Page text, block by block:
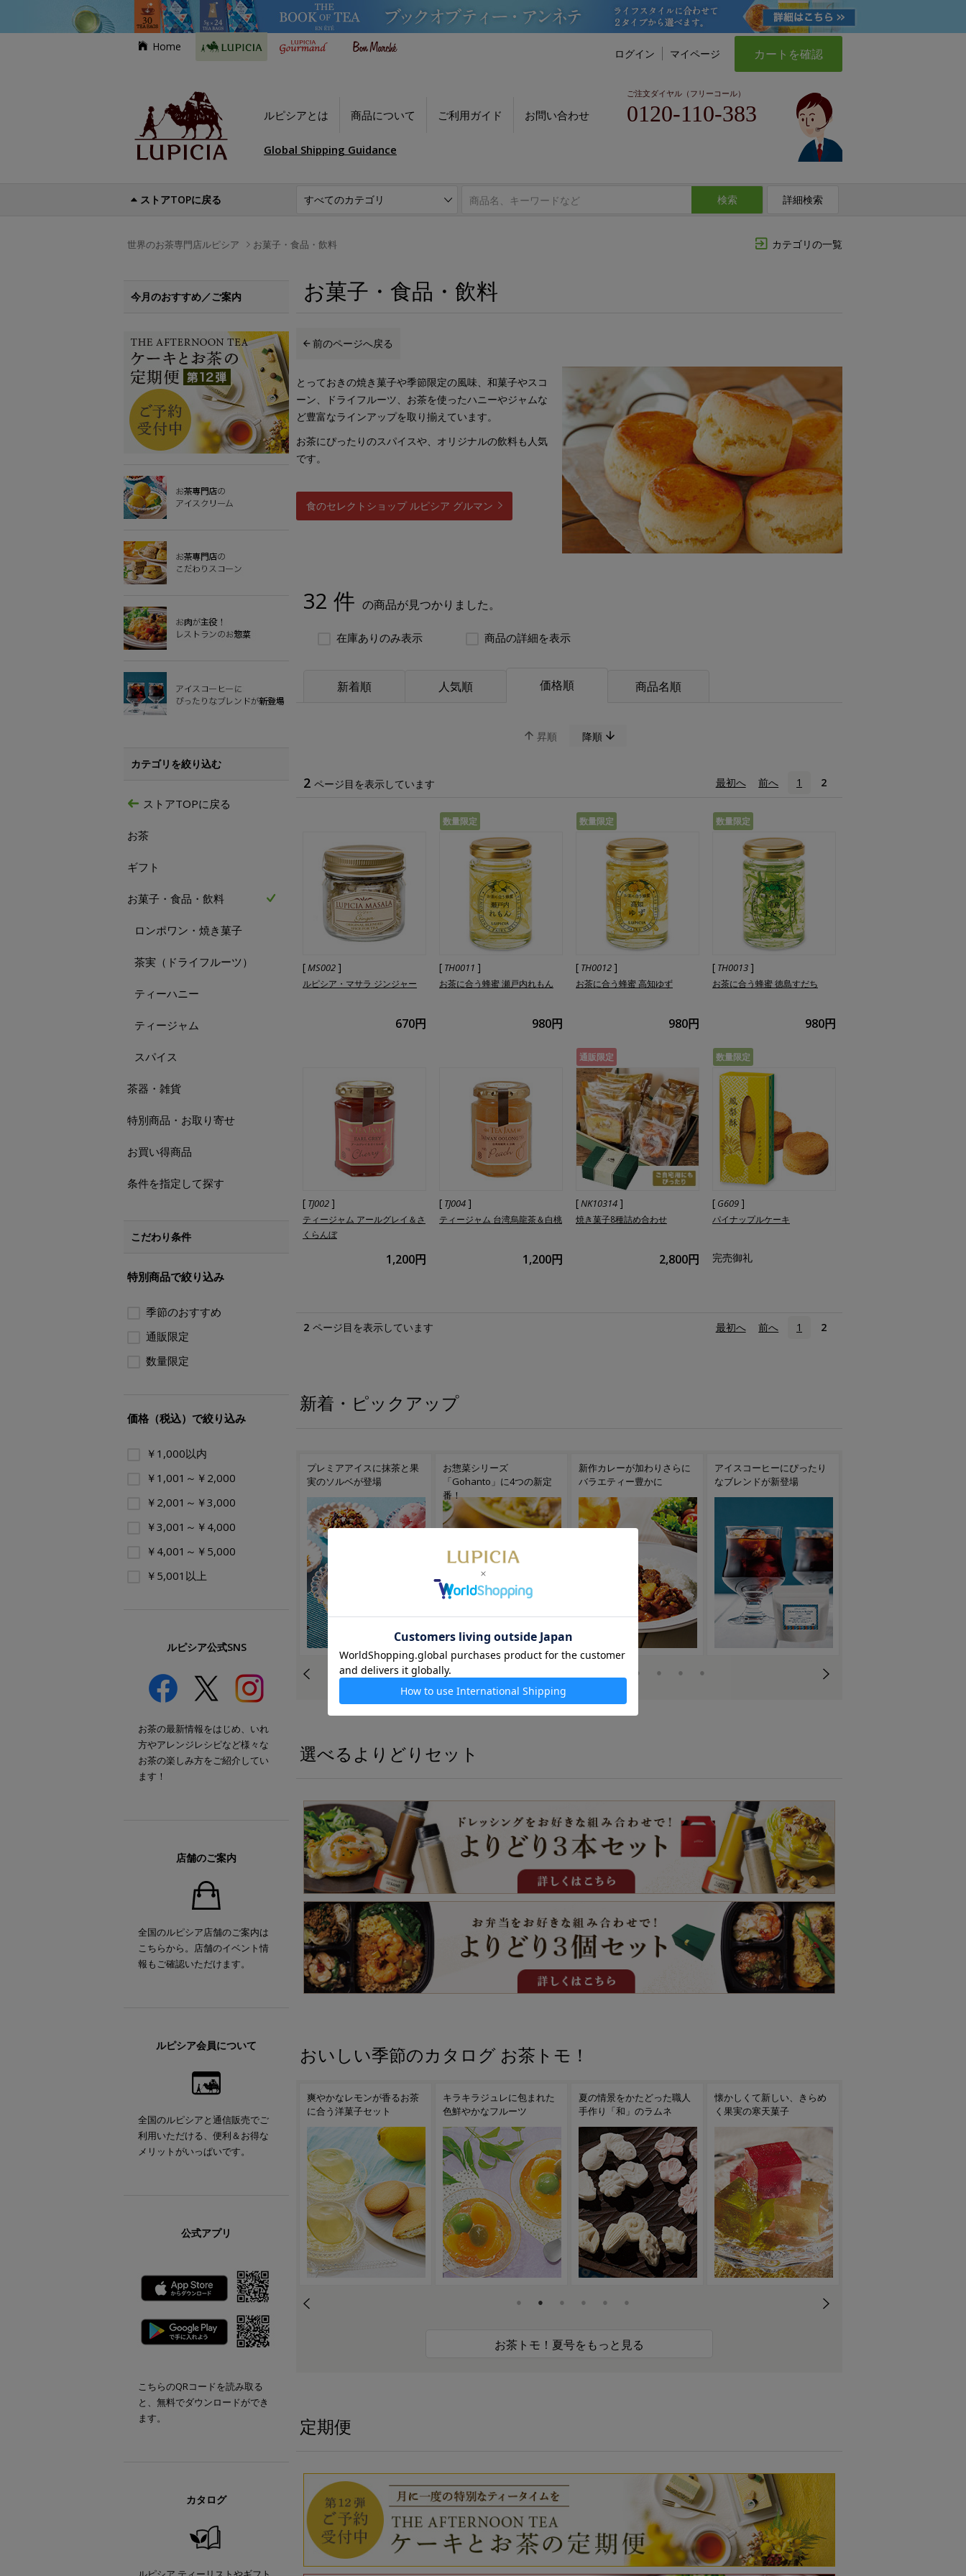
Home
ログイン マイページ カートを確認
ルピシアとは 商品について ご利用ガイド お問い合わせ
ご注文ダイヤル（フリーコール）
0120-110-383
Global Shipping Guidance
ストアTOPに戻る 検索 詳細検索
カテゴリの一覧
世界のお茶専門店ルピシア お菓子・食品・飲料
お菓子・食品・飲料
前のページへ戻る
とっておきの焼き菓子や季節限定の風味、和菓子やスコ
ーン、ドライフルーツ、お茶を使ったハニーやジャムな
ど豊富なラインアップを取り揃えています。
お茶にぴったりのスパイスや、オリジナルの飲料も人気
です。
食のセレクトショップ ルピシア グルマン
32 件 の商品が見つかりました。
在庫ありのみ表示 商品の詳細を表示
新着順 人気順 価格順 商品名順
昇順 降順
2 ページ目を表示しています 最初へ 前へ 1 2
[MS002 ]
ルピシア・マサラ ジンジャー
670円
数量限定
[ TH0011 ]
お茶に合う蜂蜜 瀬戸内れもん
980円
数量限定
[ TH0012 ]
お茶に合う蜂蜜 高知ゆず
980円
数量限定
[ TH0013 ]
お茶に合う蜂蜜 徳島すだち
980円
[ TJ002 ]
ティージャム アールグレイ＆さ
くらんぼ
1,200円
[ TJ004 ]
ティージャム 台湾烏龍茶＆白桃
1,200円
通販限定
[NK10314 ]
焼き菓子8種詰め合わせ
2,800円
数量限定
[ G609 ]
パイナップルケーキ
完売御礼
2 ページ目を表示しています 最初へ 前へ 1 2
新着・ピックアップ
実のソルベが登場
お惣菜シリーズ
「Gohanto」に4つの新定
番！
新作カレーが加わりさらに
バラエティー豊かに
アイスコーヒーにぴったり
なブレンドが新登場
朝採れアスパラガスを贅沢
に使った料理
選べるよりどりセット
おいしい季節のカタログ お茶トモ！
爽やかなレモンが香るお茶
キラキラジュレに包まれた
色鮮やかなフルーツ
夏の情景をかたどった職人
手作り「和」のラムネ
懐かしくて新しい、きらめ
く果実の寒天菓子
宮崎県産マンゴーを味わう
上質な焼き菓子です
お茶トモ！夏号をもっと見る
定期便
今月のおすすめ／ご案内
カテゴリを絞り込む
ストアTOPに戻る
お茶
ギフト
お菓子・食品・飲料
ロンポワン・焼き菓子
茶実（ドライフルーツ）
ティーハニー
ティージャム
スパイス
茶器・雑貨
特別商品・お取り寄せ
お買い得商品
条件を指定して探す
こだわり条件
特別商品で絞り込み
季節のおすすめ
通販限定
数量限定
価格（税込）で絞り込み
￥1,000以内
￥1,001～￥2,000
￥2,001～￥3,000
￥3,001～￥4,000
￥4,001～￥5,000
￥5,001以上
ルピシア公式SNS
お茶の最新情報をはじめ、いれ
方やアレンジレシピなど様々な
お茶の楽しみ方をご紹介してい
ます！
店舗のご案内
全国のルピシア店舗のご案内は
こちらから。店舗のイベント情
報もご確認いただけます。
ルピシア会員について
全国のルピシアと通信販売でご
利用いただける、便利＆お得な
メリットがいっぱいです。
公式アプリ
こちらのQRコードを読み取る
と、無料でダウンロードができ
ます。
カタログ